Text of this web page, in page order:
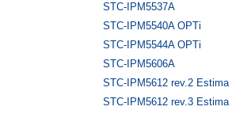
STC-IPM5537A
STC-IPM5540A OPTi
STC-IPM5544A OPTi
STC-IPM5606A
STC-IPM5612 rev.2 Estima
STC-IPM5612 rev.3 Estima